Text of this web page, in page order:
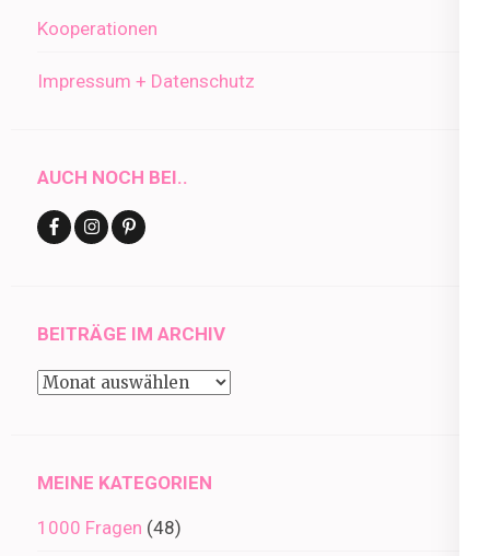
Kooperationen
Impressum + Datenschutz
AUCH NOCH BEI..
BEITRÄGE IM ARCHIV
Beiträge
MEINE KATEGORIEN
1000 Fragen (48)